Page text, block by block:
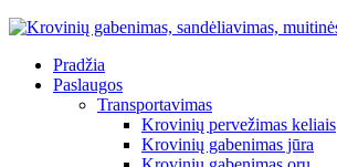
Pradžia
Paslaugos
Transportavimas
Krovinių pervežimas keliais
Krovinių gabenimas jūra